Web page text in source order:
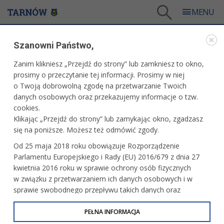
Business Boost For Malopolska (2017-2018)
BUSINESS BOOST FOR MALOPOLSKA (2017-2018)
ZINTEGROWANA PLATFORMA OFERT
INWESTYCYJNYCH AGLOMERACJI TARNOWSKIEJ
Szanowni Państwo,
Zanim klikniesz „Przejdź do strony” lub zamkniesz to okno,
prosimy o przeczytanie tej informacji. Prosimy w niej
o Twoją dobrowolną zgodę na przetwarzanie Twoich
danych osobowych oraz przekazujemy informacje o tzw.
cookies.
Klikając „Przejdź do strony” lub zamykając okno, zgadzasz
się na poniższe. Możesz też odmówić zgody.
Od 25 maja 2018 roku obowiązuje Rozporządzenie
Parlamentu Europejskiego i Rady (EU) 2016/679 z dnia 27
kwietnia 2016 roku w sprawie ochrony osób fizycznych
w związku z przetwarzaniem ich danych osobowych i w
sprawie swobodnego przepływu takich danych oraz
uchylenia dyrektywy 95/46/WE (określane jako RODO, GDPR
lub Ogólne Rozporządzenie o Ochronie Danych
PEŁNA INFORMACJA